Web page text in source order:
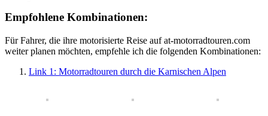
Empfohlene Kombinationen:
Für Fahrer, die ihre motorisierte Reise auf at-motorradtouren.com
weiter planen möchten, empfehle ich die folgenden Kombinationen:
Link 1: Motorradtouren durch die Karnischen Alpen